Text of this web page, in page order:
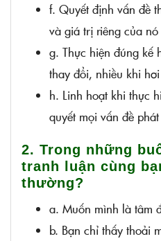
f. Quyết định vấn đề
và giá trị riêng của nó
g. Thực hiện đúng kế
thay đổi, nhiều khi
h. Linh hoạt khi thực
quyết mọi vấn đề
2. Trong những
tranh luận cùng
thường?
a. Muốn mình là tâm
b. Bạn chỉ thấy thoải